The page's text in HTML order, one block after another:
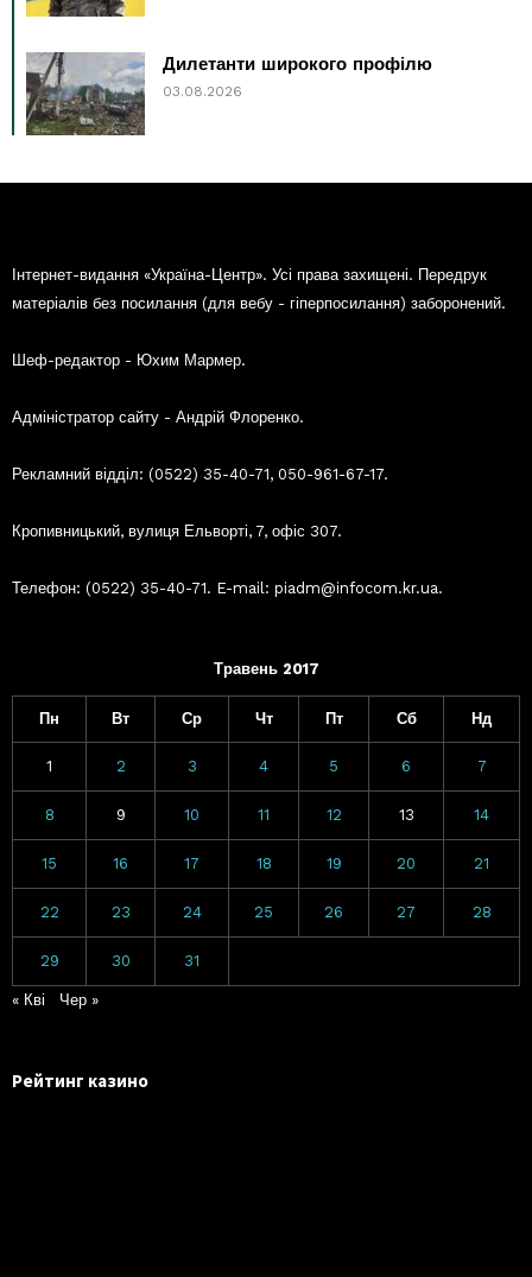
Дилетанти широкого профілю
03.08.2026
Інтернет-видання «Україна-Центр». Усі права захищені. Передрук
матеріалів без посилання (для вебу - гіперпосилання) заборонений.
Шеф-редактор - Юхим Мармер.
Адміністратор сайту - Андрій Флоренко.
Рекламний відділ: (0522) 35-40-71, 050-961-67-17.
Кропивницький, вулиця Ельворті, 7, офіс 307.
Телефон: (0522) 35-40-71. E-mail: piadm@infocom.kr.ua.
Травень 2017
Пн Вт Ср Чт Пт Сб Нд
1 2 3 4 5 6 7
8 9 10 11 12 13 14
15 16 17 18 19 20 21
22 23 24 25 26 27 28
29 30 31
« Кві Чер »
Рейтинг казино